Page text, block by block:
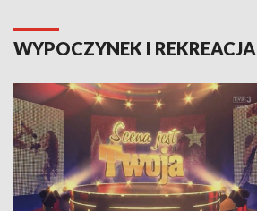
WYPOCZYNEK I REKREACJA